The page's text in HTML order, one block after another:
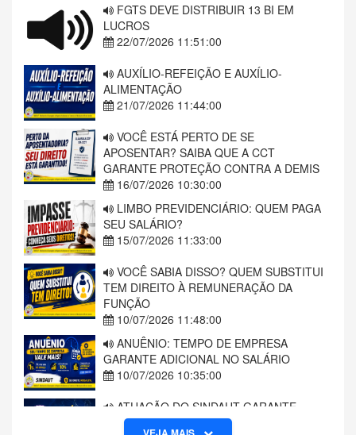
FGTS DEVE DISTRIBUIR 13 BI EM
LUCROS
22/07/2026 11:51:00
AUXÍLIO-REFEIÇÃO E AUXÍLIO-
ALIMENTAÇÃO
21/07/2026 11:44:00
VOCÊ ESTÁ PERTO DE SE
APOSENTAR? SAIBA QUE A CCT
GARANTE PROTEÇÃO CONTRA A DEMIS
16/07/2026 10:30:00
LIMBO PREVIDENCIÁRIO: QUEM PAGA
SEU SALÁRIO?
15/07/2026 11:33:00
VOCÊ SABIA DISSO? QUEM SUBSTITUI
TEM DIREITO À REMUNERAÇÃO DA
FUNÇÃO
10/07/2026 11:48:00
ANUÊNIO: TEMPO DE EMPRESA
GARANTE ADICIONAL NO SALÁRIO
10/07/2026 10:35:00
ATUAÇÃO DO SINDAUT GARANTE
MANUTENÇÃO DE PLANO DE SAÚDE A